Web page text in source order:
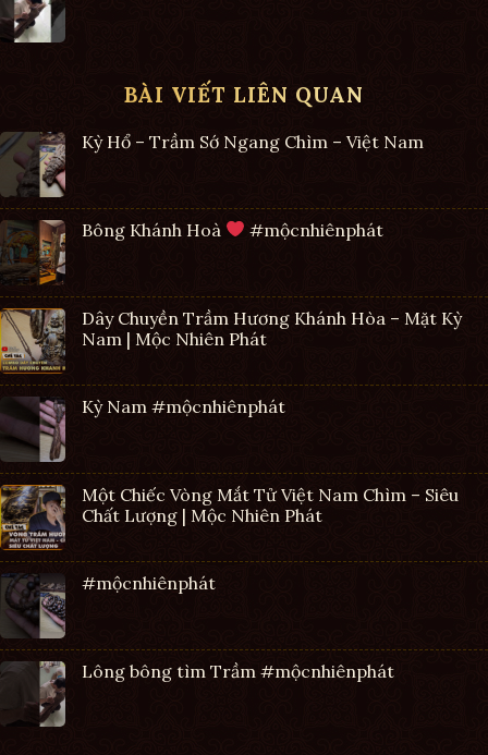
BÀI VIẾT LIÊN QUAN
Kỳ Hổ – Trầm Sớ Ngang Chìm – Việt Nam
Bông Khánh Hoà #mộcnhiênphát
Dây Chuyền Trầm Hương Khánh Hòa – Mặt Kỳ
Nam | Mộc Nhiên Phát
Kỳ Nam #mộcnhiênphát
Một Chiếc Vòng Mắt Tử Việt Nam Chìm – Siêu
Chất Lượng | Mộc Nhiên Phát
#mộcnhiênphát
Lông bông tìm Trầm #mộcnhiênphát